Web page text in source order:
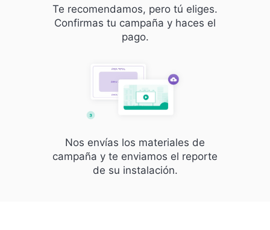
Te recomendamos, pero tú eliges.
Confirmas tu campaña y haces el
pago.
Nos envías los materiales de
campaña y te enviamos el reporte
de su instalación.